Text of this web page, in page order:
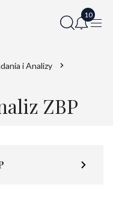
i Analizy
ZBP